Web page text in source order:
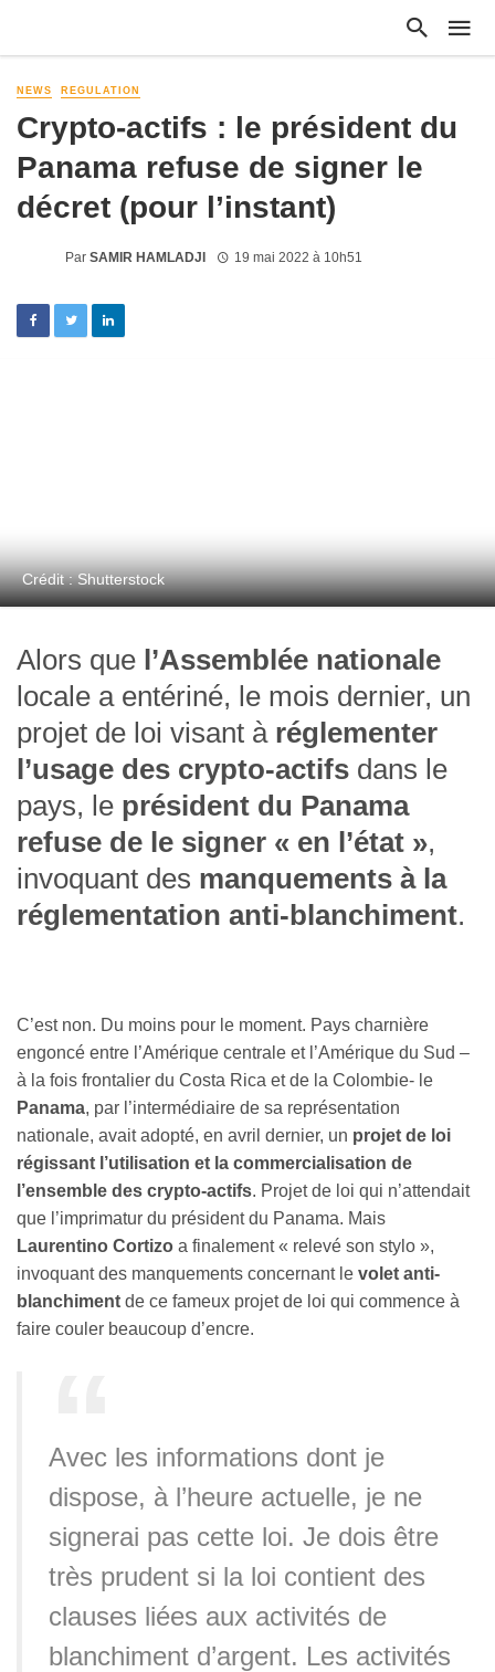
NEWS REGULATION
Crypto-actifs : le président du
Panama refuse de signer le
décret (pour l’instant)
Par SAMIR HAMLADJI 19 mai 2022 à 10h51
Crédit : Shutterstock
Alors que l’Assemblée nationale
locale a entériné, le mois dernier, un
projet de loi visant à réglementer
l’usage des crypto-actifs dans le
pays, le président du Panama
refuse de le signer « en l’état »,
invoquant des manquements à la
réglementation anti-blanchiment.
C’est non. Du moins pour le moment. Pays charnière
engoncé entre l’Amérique centrale et l’Amérique du Sud –
à la fois frontalier du Costa Rica et de la Colombie- le
Panama, par l’intermédiaire de sa représentation
nationale, avait adopté, en avril dernier, un projet de loi
régissant l’utilisation et la commercialisation de
l’ensemble des crypto-actifs. Projet de loi qui n’attendait
que l’imprimatur du président du Panama. Mais
Laurentino Cortizo a finalement « relevé son stylo »,
invoquant des manquements concernant le volet anti-
blanchiment de ce fameux projet de loi qui commence à
faire couler beaucoup d’encre.
Avec les informations dont je
dispose, à l’heure actuelle, je ne
signerai pas cette loi. Je dois être
très prudent si la loi contient des
clauses liées aux activités de
blanchiment d’argent. Les activités